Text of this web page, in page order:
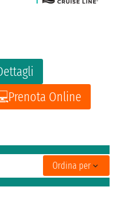
Prenota Online
Ordina per